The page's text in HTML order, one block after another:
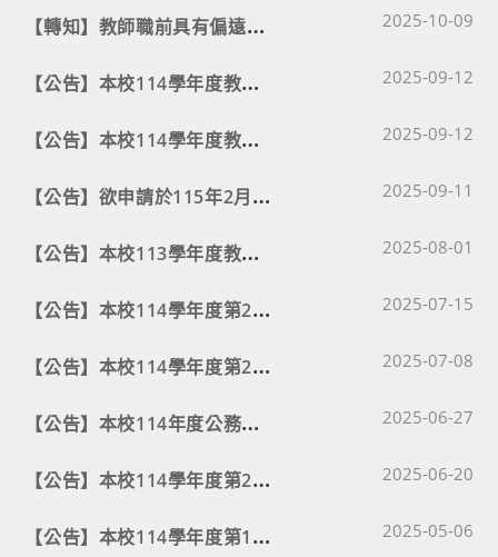
【
轉知】教師職前具有偏遠地區學校代理教師年資，經依師資培育法規定用以抵免修習教育實習者，得依相關規定辦理提敘。 Post published:
2025-10-09
【
公告】本校114學年度教師考核會委員名單 Post published:
2025-09-12
【
公告】本校114學年度教師評審委員會委員名單 Post published:
2025-09-12
【
公告】欲申請於115年2月1日退休生效(含職員於115年1月16日退休生效)作業事項 Post published:
2025-09-11
【
公告】本校113學年度教師考核會委員異動名單 Post published:
2025-08-01
【
公告】本校114學年度第2次教師甄選錄取名單 Post published:
2025-07-15
【
公告】本校114學年度第2次教師甄選初試錄取參加複試報名名單。 Post published:
2025-07-08
【
公告】本校114年度公務人員甄審暨考績委員會委員名單 Post published:
2025-06-27
【
公告】本校114學年度第2次教師甄選簡章 Post published:
2025-06-20
【
公告】本校114學年度第1次教師甄選錄取名單 Post published:
2025-05-06